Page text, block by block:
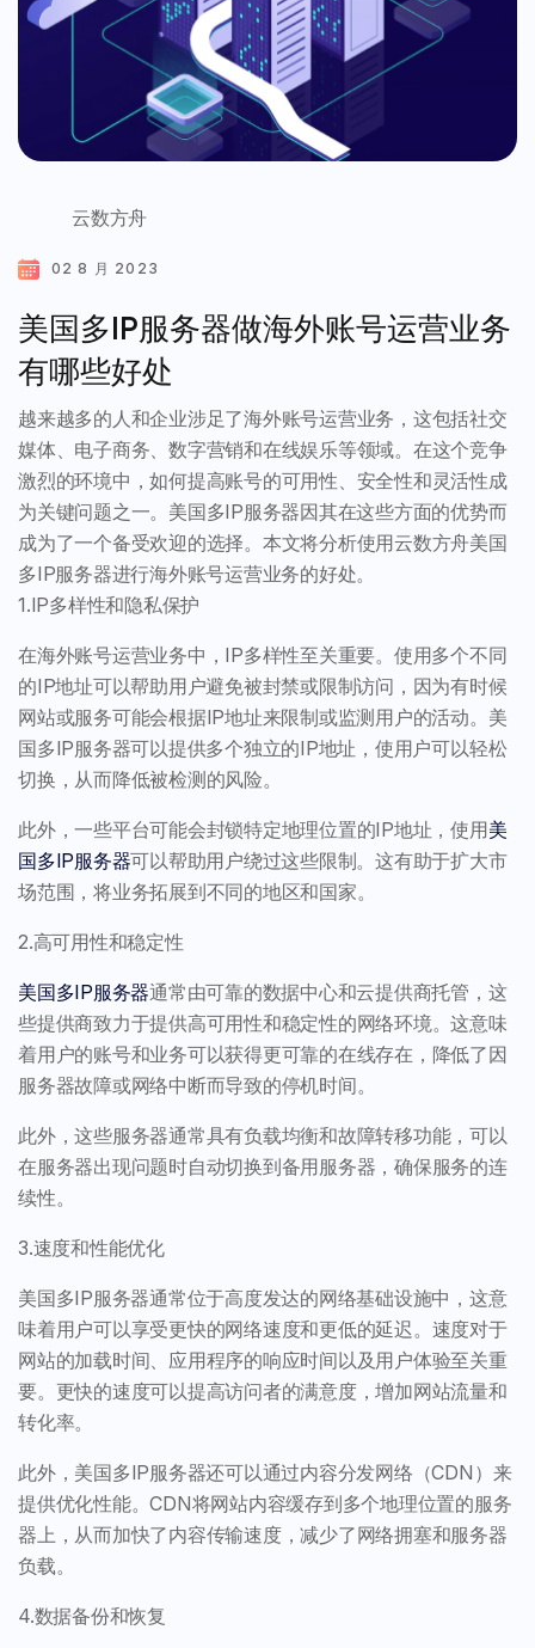
云数方舟
02 8 月 2023
美国多IP服务器做海外账号运营业务
有哪些好处
越来越多的人和企业涉足了海外账号运营业务，这包括社交
媒体、电子商务、数字营销和在线娱乐等领域。在这个竞争
激烈的环境中，如何提高账号的可用性、安全性和灵活性成
为关键问题之一。美国多IP服务器因其在这些方面的优势而
成为了一个备受欢迎的选择。本文将分析使用云数方舟美国
多IP服务器进行海外账号运营业务的好处。
1.IP多样性和隐私保护
在海外账号运营业务中，IP多样性至关重要。使用多个不同
的IP地址可以帮助用户避免被封禁或限制访问，因为有时候
网站或服务可能会根据IP地址来限制或监测用户的活动。美
国多IP服务器可以提供多个独立的IP地址，使用户可以轻松
切换，从而降低被检测的风险。
此外，一些平台可能会封锁特定地理位置的IP地址，使用美
国多IP服务器可以帮助用户绕过这些限制。这有助于扩大市
场范围，将业务拓展到不同的地区和国家。
2.高可用性和稳定性
美国多IP服务器通常由可靠的数据中心和云提供商托管，这
些提供商致力于提供高可用性和稳定性的网络环境。这意味
着用户的账号和业务可以获得更可靠的在线存在，降低了因
服务器故障或网络中断而导致的停机时间。
此外，这些服务器通常具有负载均衡和故障转移功能，可以
在服务器出现问题时自动切换到备用服务器，确保服务的连
续性。
3.速度和性能优化
美国多IP服务器通常位于高度发达的网络基础设施中，这意
味着用户可以享受更快的网络速度和更低的延迟。速度对于
网站的加载时间、应用程序的响应时间以及用户体验至关重
要。更快的速度可以提高访问者的满意度，增加网站流量和
转化率。
此外，美国多IP服务器还可以通过内容分发网络（CDN）来
提供优化性能。CDN将网站内容缓存到多个地理位置的服务
器上，从而加快了内容传输速度，减少了网络拥塞和服务器
负载。
4.数据备份和恢复